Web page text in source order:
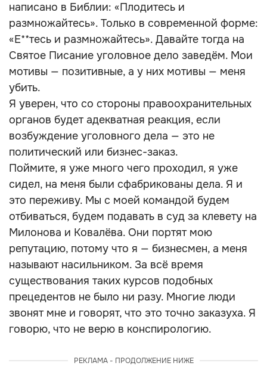
написано в Библии: «Плодитесь и
размножайтесь». Только в современной форме:
«Е**тесь и размножайтесь». Давайте тогда на
Святое Писание уголовное дело заведём. Мои
мотивы — позитивные, а у них мотивы — меня
убить.
Я уверен, что со стороны правоохранительных
органов будет адекватная реакция, если
возбуждение уголовного дела — это не
политический или бизнес-заказ.
Поймите, я уже много чего проходил, я уже
сидел, на меня были сфабрикованы дела. Я и
это переживу. Мы с моей командой будем
отбиваться, будем подавать в суд за клевету на
Милонова и Ковалёва. Они портят мою
репутацию, потому что я — бизнесмен, а меня
называют насильником. За всё время
существования таких курсов подобных
прецедентов не было ни разу. Многие люди
звонят мне и говорят, что это точно заказуха. Я
говорю, что не верю в конспирологию.
РЕКЛАМА - ПРОДОЛЖЕНИЕ НИЖЕ